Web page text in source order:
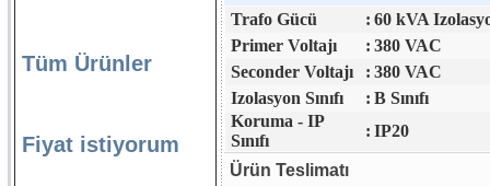
Tüm Ürünler
Fiyat istiyorum
Trafo Gücü
: 60 kVA
Primer Voltajı
: 380 VAC
Seconder Voltajı
: 380 VAC
Izolasyon Sınıfı
: B Sınıfı
Koruma - IP
Sınıfı
: IP20
Ürün Teslimatı